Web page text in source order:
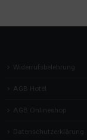
Widerrufsbelehrung
AGB Hotel
AGB Onlineshop
Datenschutzerklärung